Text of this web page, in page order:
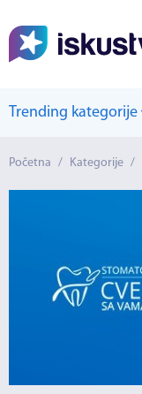
Trending kategorije
Početna / Kategorije /